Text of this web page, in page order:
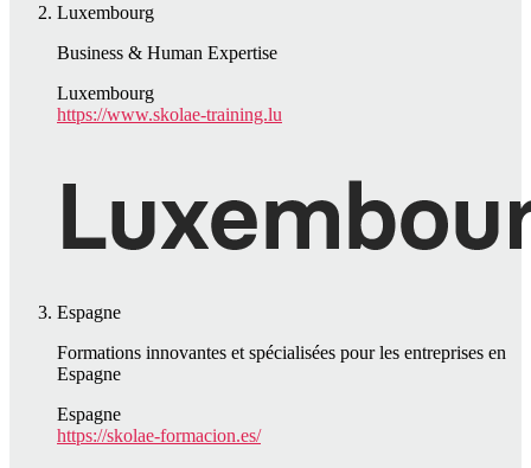
Luxembourg
Business & Human Expertise
Luxembourg
https://www.skolae-training.lu
Espagne
Formations innovantes et spécialisées pour les entreprises en
Espagne
Espagne
https://skolae-formacion.es/